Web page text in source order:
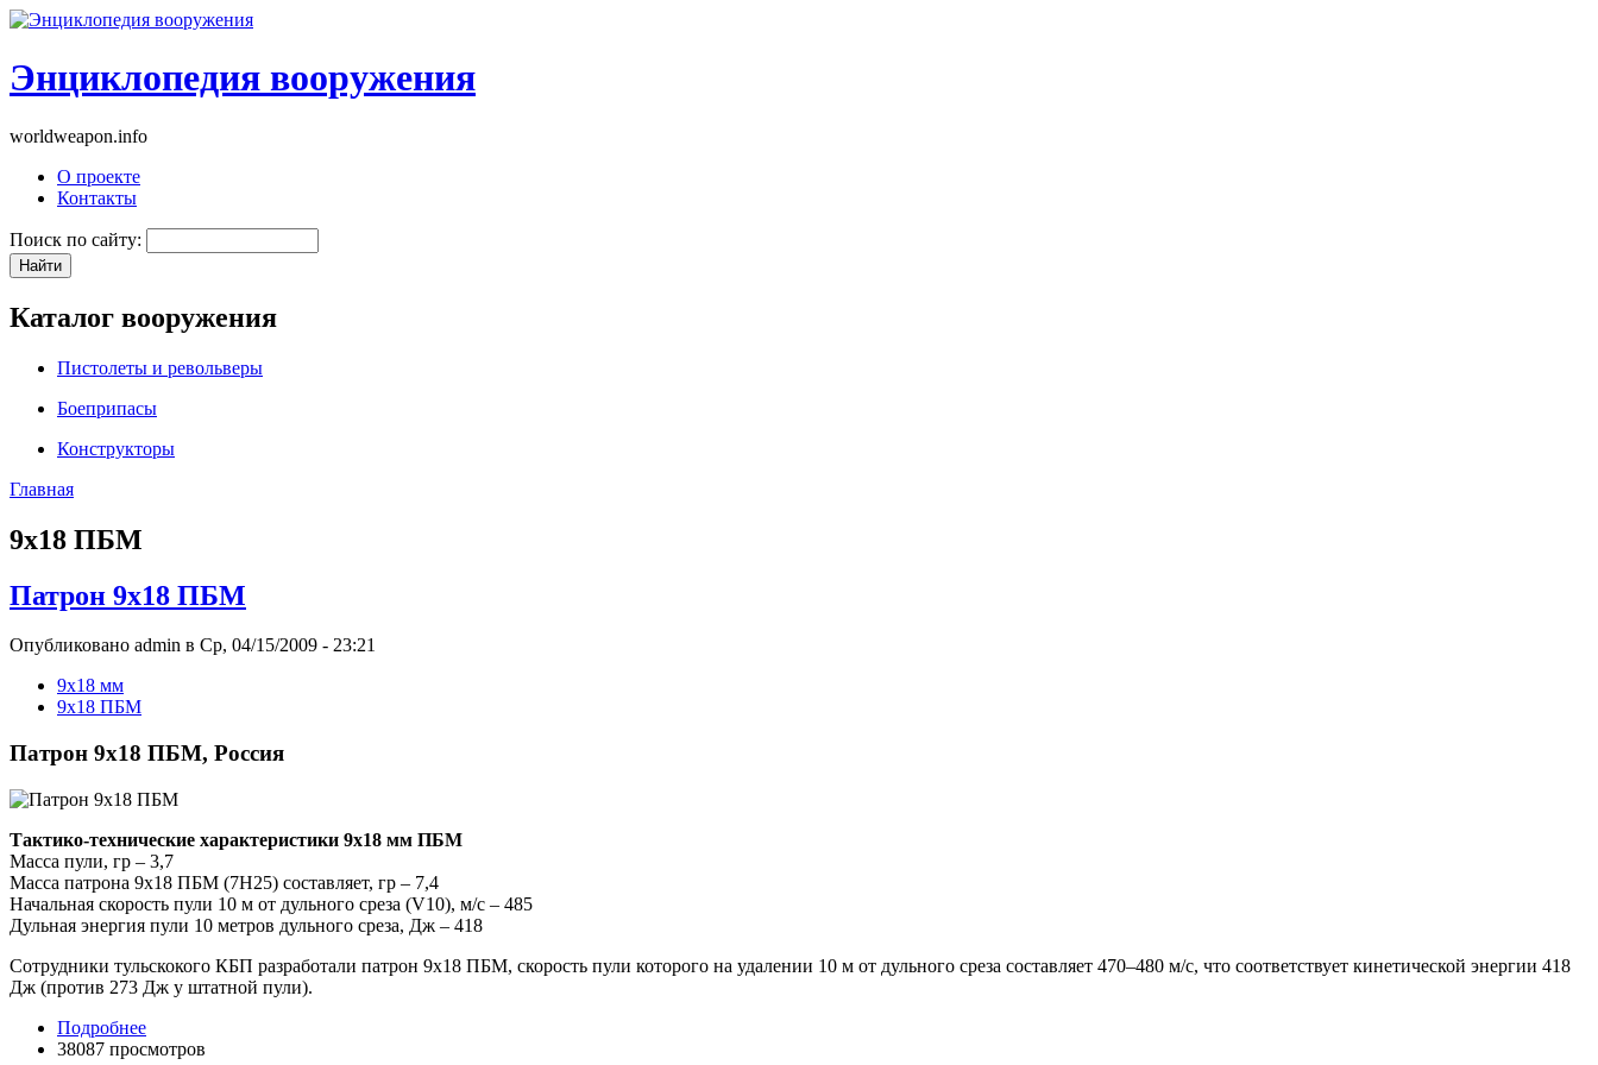
Энциклопедия вооружения
worldweapon.info
О проекте
Контакты
Поиск по сайту:
Каталог вооружения
Пистолеты и револьверы
Боеприпасы
Конструкторы
Главная
9x18 ПБМ
Патрон 9x18 ПБМ
Опубликовано admin в Ср, 04/15/2009 - 23:21
9x18 мм
9x18 ПБМ
Патрон 9x18 ПБМ, Россия
Тактико-технические характеристики 9x18 мм ПБМ
Масса пули, гр – 3,7
Масса патрона 9х18 ПБМ (7Н25) составляет, гр – 7,4
Начальная скорость пули 10 м от дульного среза (V10), м/с – 485
Дульная энергия пули 10 метров дульного среза, Дж – 418
Сотрудники тульскокого КБП разработали патрон 9х18 ПБМ, скорость пули которого на удалении 10 м от дульного среза составляет 470–480 м/с, что соответствует кинетической энергии 418
Дж (против 273 Дж у штатной пули).
Подробнее
38087 просмотров